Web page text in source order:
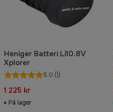
Heniger Batteri Li10.8V
Xplorer
5.0 (1)
1 225 kr
På lager